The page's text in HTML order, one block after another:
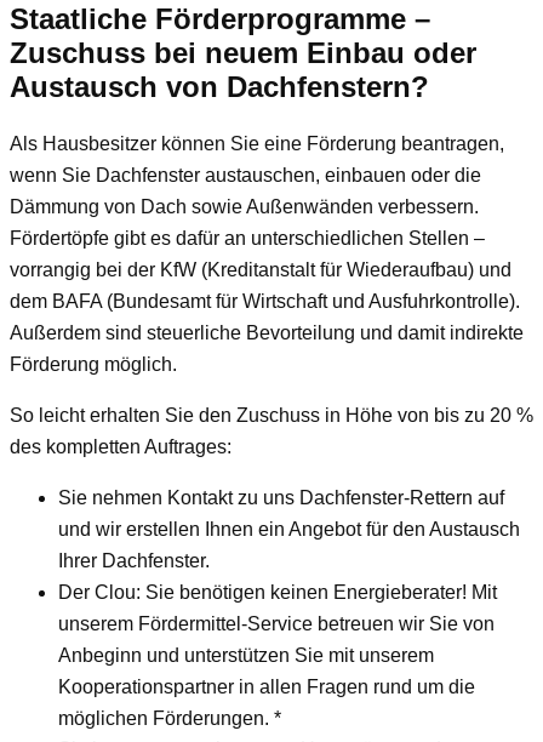
Staatliche Förderprogramme –
Zuschuss bei neuem Einbau oder
Austausch von Dachfenstern?
Als Hausbesitzer können Sie eine Förderung beantragen,
wenn Sie Dachfenster austauschen, einbauen oder die
Dämmung von Dach sowie Außenwänden verbessern.
Fördertöpfe gibt es dafür an unterschiedlichen Stellen –
vorrangig bei der KfW (Kreditanstalt für Wiederaufbau) und
dem BAFA (Bundesamt für Wirtschaft und Ausfuhrkontrolle).
Außerdem sind steuerliche Bevorteilung und damit indirekte
Förderung möglich.
So leicht erhalten Sie den Zuschuss in Höhe von bis zu 20 %
des kompletten Auftrages:
Sie nehmen Kontakt zu uns Dachfenster-Rettern auf
und wir erstellen Ihnen ein Angebot für den Austausch
Ihrer Dachfenster.
Der Clou: Sie benötigen keinen Energieberater! Mit
unserem Fördermittel-Service betreuen wir Sie von
Anbeginn und unterstützen Sie mit unserem
Kooperationspartner in allen Fragen rund um die
möglichen Förderungen. *